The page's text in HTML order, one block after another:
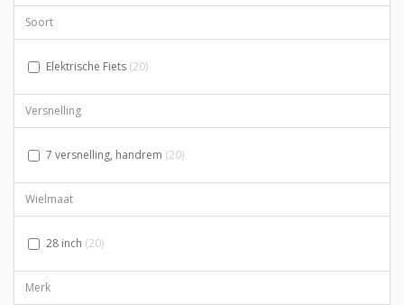
Soort
Elektrische Fiets (20)
Versnelling
7 versnelling, handrem (20)
Wielmaat
28 inch (20)
Merk